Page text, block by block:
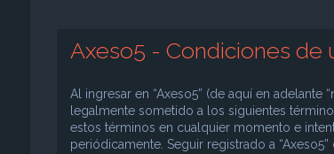
Axeso5 - Condiciones de
Al ingresar en “Axeso5” (de aquí en adelante
legalmente sometido a los siguientes
estos términos en cualquier momento e
periódicamente. Seguir registrado a